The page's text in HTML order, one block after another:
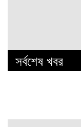
সর্বশেষ খবর